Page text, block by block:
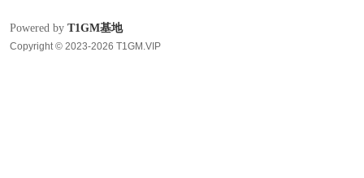
Powered by T1GM基地
Copyright © 2023-2026 T1GM.VIP